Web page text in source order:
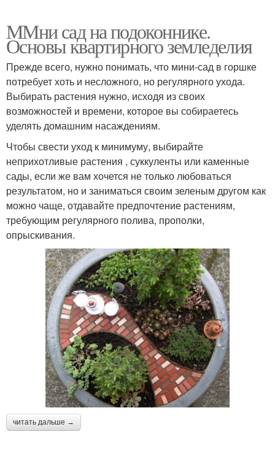
ММни сад на подоконнике.
Основы квартирного земледелия
Прежде всего, нужно понимать, что мини-сад в горшке
потребует хоть и несложного, но регулярного ухода.
Выбирать растения нужно, исходя из своих
возможностей и времени, которое вы собираетесь
уделять домашним насаждениям.
Чтобы свести уход к минимуму, выбирайте
неприхотливые растения , суккуленты или каменные
сады, если же вам хочется не только любоваться
результатом, но и заниматься своим зеленым другом как
можно чаще, отдавайте предпочтение растениям,
требующим регулярного полива, прополки,
опрыскивания.
читать дальше →